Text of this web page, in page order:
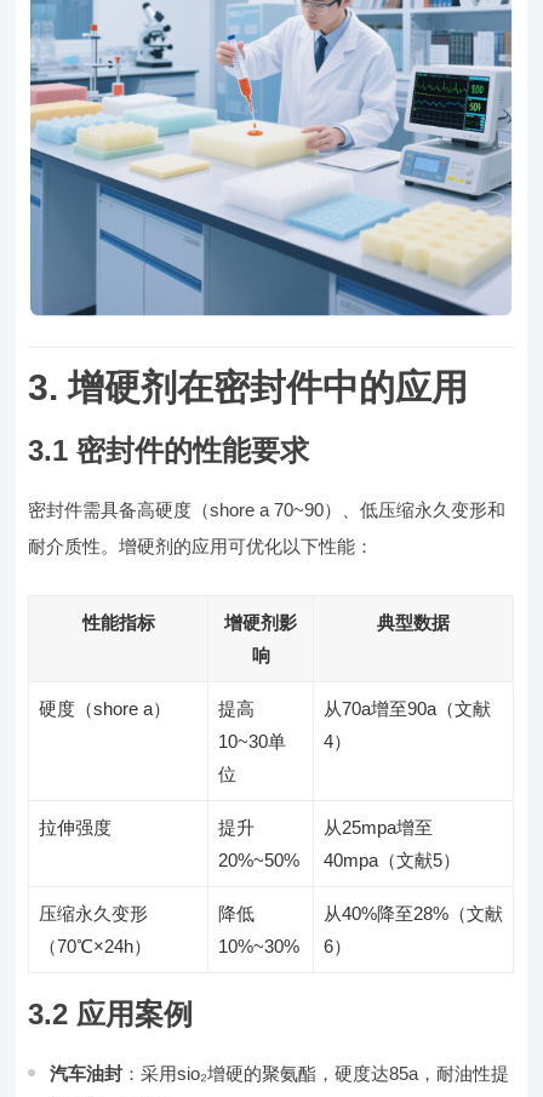
3. 增硬剂在密封件中的应用
3.1 密封件的性能要求
密封件需具备高硬度（shore a 70~90）、低压缩永久变形和
耐介质性。增硬剂的应用可优化以下性能：
性能指标
增硬剂影
响
典型数据
硬度（shore a）
提高
10~30单
位
从70a增至90a（文献
4）
拉伸强度
提升
20%~50%
从25mpa增至
40mpa（文献5）
压缩永久变形
（70℃×24h）
降低
10%~30%
从40%降至28%（文献
6）
3.2 应用案例
汽车油封 ：采用sio₂增硬的聚氨酯，硬度达85a，耐油性提